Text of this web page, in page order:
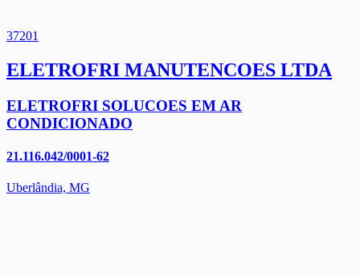
37201
ELETROFRI MANUTENCOES LTDA
ELETROFRI SOLUCOES EM AR
CONDICIONADO
21.116.042/0001-62
Uberlândia, MG